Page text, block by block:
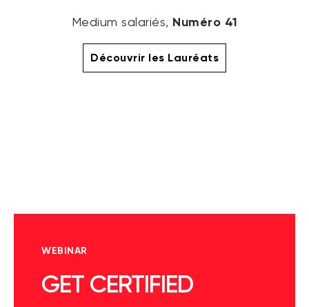
Medium salariés, Numéro 41
Découvrir les Lauréats
WEBINAR
GET CERTIFIED